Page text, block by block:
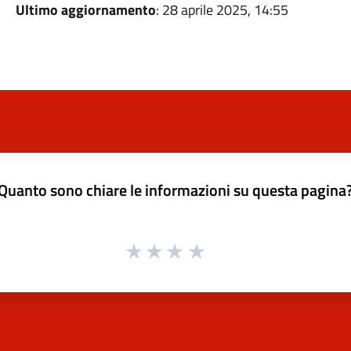
Ultimo aggiornamento: 28 aprile 2025, 14:55
sono chiare le informazioni su questa